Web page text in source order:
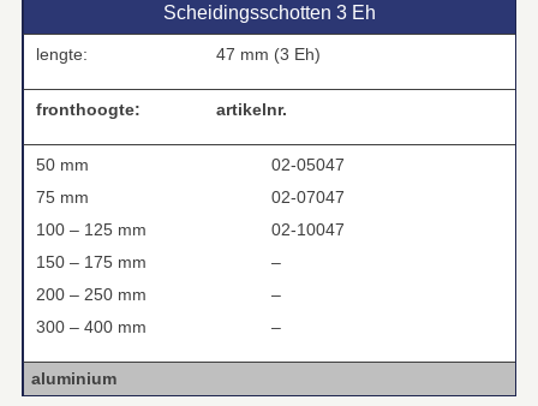
Scheidingsschotten 3 Eh
lengte: 47 mm (3 Eh)
fronthoogte: artikelnr.
50 mm
02-05047
75 mm
02-07047
100 – 125 mm
02-10047
150 – 175 mm
–
200 – 250 mm
–
300 – 400 mm
–
aluminium